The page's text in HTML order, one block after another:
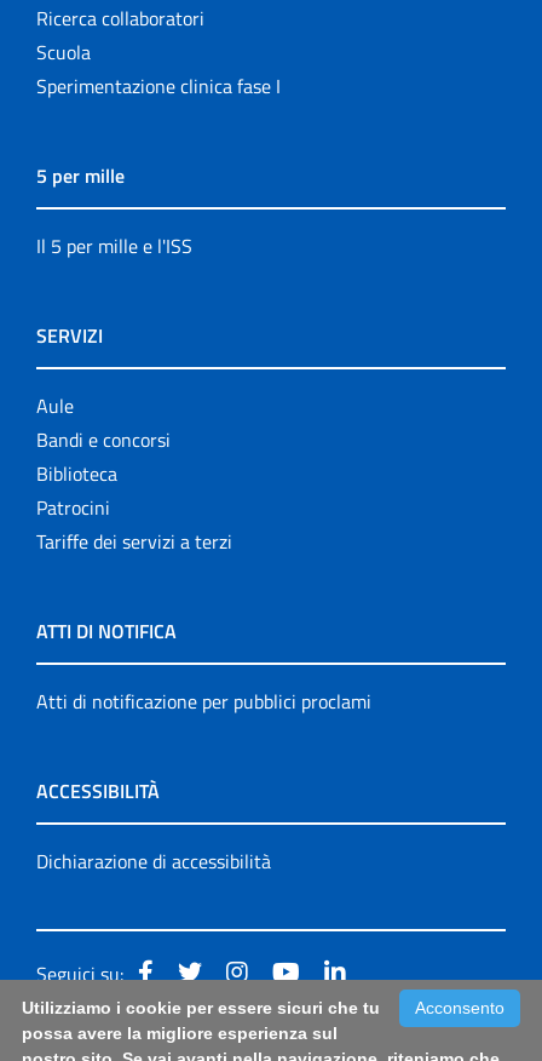
Ricerca collaboratori
Scuola
Sperimentazione clinica fase I
5 per mille
Il 5 per mille e l'ISS
SERVIZI
Aule
Bandi e concorsi
Biblioteca
Patrocini
Tariffe dei servizi a terzi
ATTI DI NOTIFICA
Atti di notificazione per pubblici proclami
ACCESSIBILITÀ
Dichiarazione di accessibilità
Seguici su:
Accessibilità: form di segnalazione di prima istanza per
Acconsento
Utilizziamo i cookie per essere sicuri che tu
possa avere la migliore esperienza sul